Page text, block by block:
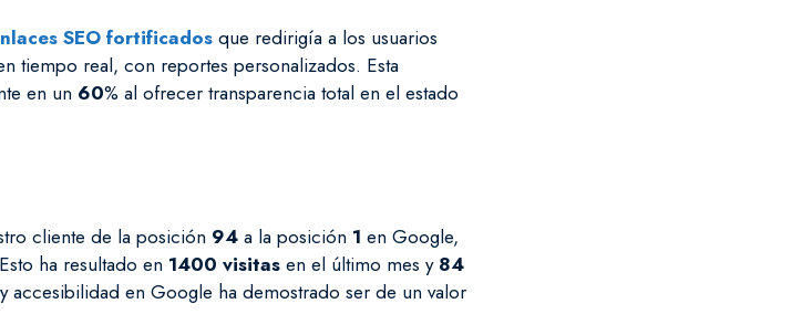
SEO fortificados que redirigía a los usuarios
tiempo real, con reportes personalizados. Esta
en un 60% al ofrecer transparencia total en el estado
cliente de la posición 94 a la posición 1 en Google,
ha resultado en 1400 visitas en el último mes y 84
accesibilidad en Google ha demostrado ser de un valor